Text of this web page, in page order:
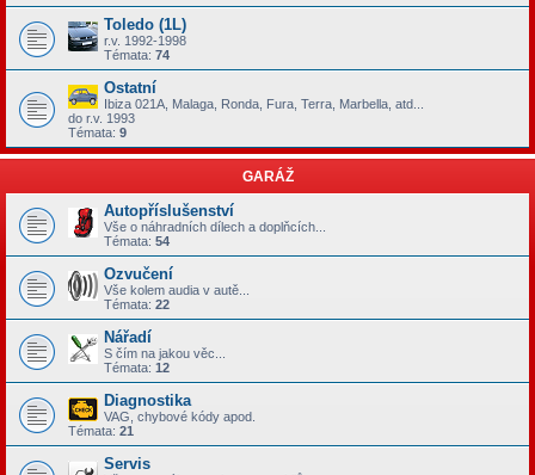
Toledo (1L)
r.v. 1992-1998
Témata: 74
Ostatní
Ibiza 021A, Malaga, Ronda, Fura, Terra, Marbella, atd...
do r.v. 1993
Témata: 9
GARÁŽ
Autopříslušenství
Vše o náhradních dílech a doplňcích...
Témata: 54
Ozvučení
Vše kolem audia v autě...
Témata: 22
Nářadí
S čím na jakou věc...
Témata: 12
Diagnostika
VAG, chybové kódy apod.
Témata: 21
Servis